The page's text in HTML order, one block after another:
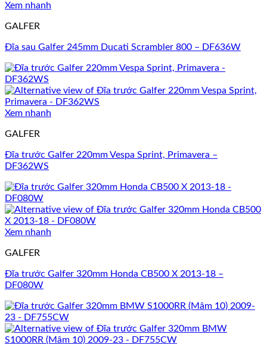
Xem nhanh
GALFER
Đĩa sau Galfer 245mm Ducati Scrambler 800 – DF636W
Xem nhanh
GALFER
Đĩa trước Galfer 220mm Vespa Sprint, Primavera –
DF362WS
Xem nhanh
GALFER
Đĩa trước Galfer 320mm Honda CB500 X 2013-18 –
DF080W